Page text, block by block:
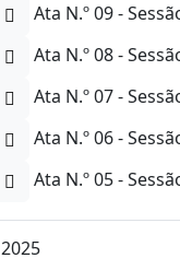
Ata N.º 09 -
Ata N.º 08 -
Ata N.º 07 -
Ata N.º 06 -
Ata N.º 05 -
2025